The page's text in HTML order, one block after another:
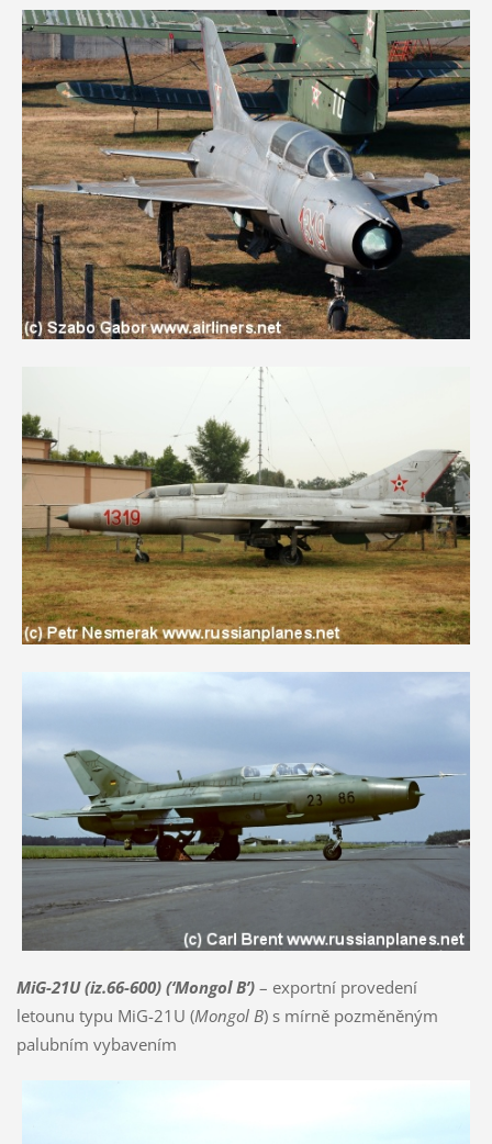
MiG-21U (iz.66-600) (‘Mongol B’)– exportní provedení
letounu typu MiG-21U (Mongol B) s mírně pozměněným
palubním vybavením